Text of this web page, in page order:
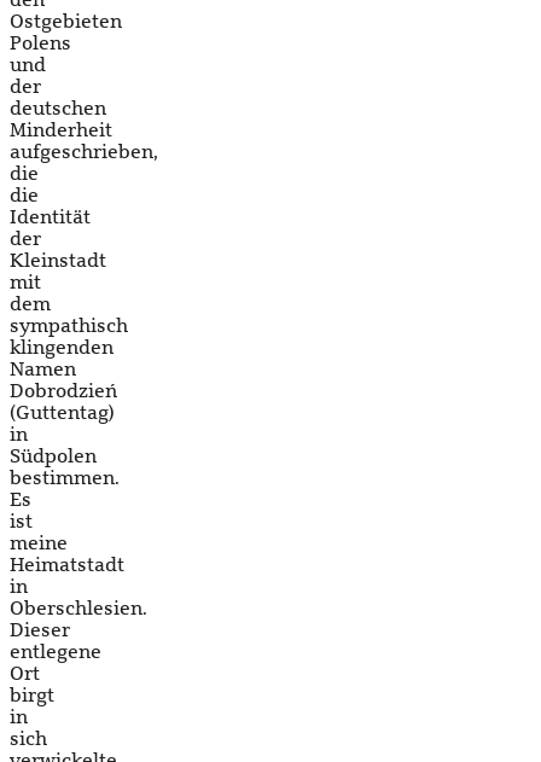
Ostgebieten
Polens
und
der
deutschen
Minderheit
aufgeschrieben,
die
die
Identität
der
Kleinstadt
mit
dem
sympathisch
klingenden
Namen
Dobrodzień
(Guttentag)
in
Südpolen
bestimmen.
Es
ist
meine
Heimatstadt
in
Oberschlesien.
Dieser
entlegene
Ort
birgt
in
sich